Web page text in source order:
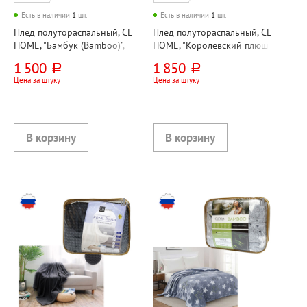
Есть в наличии 1 шт.
Плед полутораспальный, CL
HOME, "Бамбук (Bamboo)",
микрофибра, 190г⁄м², в
атласной ленте
1 500 руб.
Цена за штуку
Есть в наличии 1 шт.
Плед полутораспальный, CL
HOME, "Королевский плюш
белый, велсофт, 300г⁄м²
1 850 руб.
Цена за штуку